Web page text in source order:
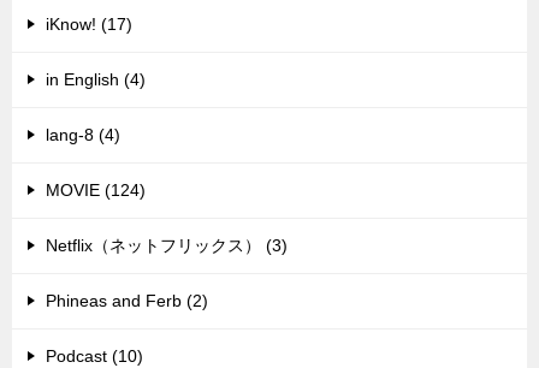
iKnow! (17)
in English (4)
lang-8 (4)
MOVIE (124)
Netflix（ネットフリックス） (3)
Phineas and Ferb (2)
Podcast (10)